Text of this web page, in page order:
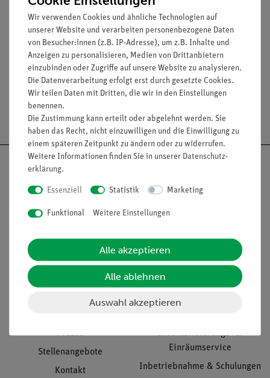
Spulendurchmesser: 25 mm
Induktivität: 0,09 mH
Dauerstromstärke: 4 A
Informationen
Presse
Stellenangebote
Kontakt
Service
Inventarisierungs- &
Einräumservice
Inbetriebnahme & Schulungen
Wir verwenden Cookies und ähnliche Technologien auf
unserer Website und verarbeiten personenbezogene Daten
von Besucher:innen (z.B. IP-Adresse), um z.B. Inhalte und
Anzeigen zu personalisieren, Medien von Drittanbietern
einzubinden oder Zugriffe auf unsere Website zu analysieren.
Die Datenverarbeitung erfolgt erst durch gesetzte Cookies.
Wir teilen Daten mit Dritten, die wir in den Einstellungen
benennen.
Die Zustimmung kann erteilt oder abgelehnt werden. Sie
haben das Recht, nicht einzuwilligen und die Einwilligung zu
einem späteren Zeitpunkt zu ändern oder zu widerrufen.
Weitere Informationen finden Sie in unserer Daten­schutz­
erklärung.
Essenziell Statistik Marketing
Funktional Weitere Einstellungen
Alle akzeptieren
Alle ablehnen
Auswahl akzeptieren